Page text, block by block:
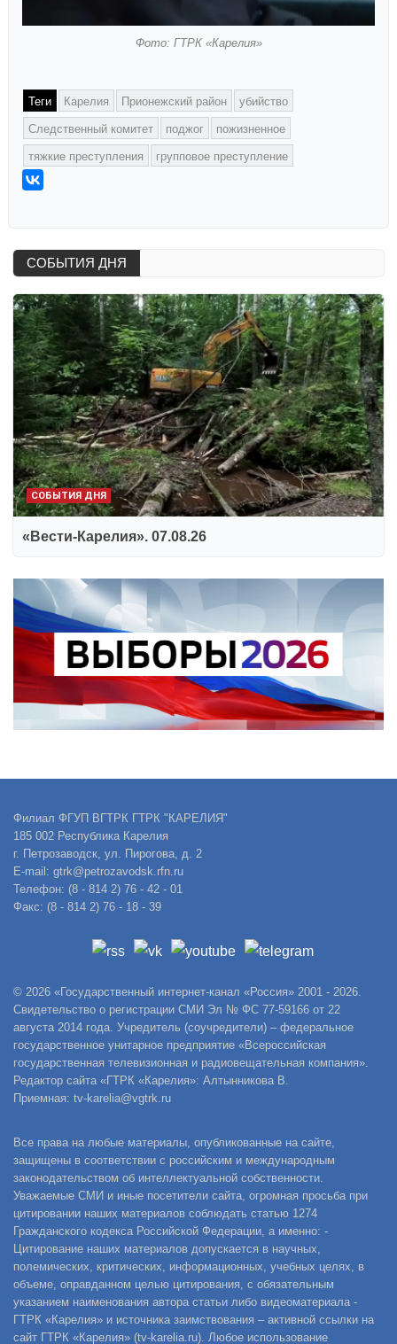
Фото: ГТРК «Карелия»
Теги Карелия Прионежский район убийство
Следственный комитет поджог пожизненное
тяжкие преступления групповое преступление
СОБЫТИЯ ДНЯ
СОБЫТИЯ ДНЯ
«Вести-Карелия». 07.08.26
Филиал ФГУП ВГТРК ГТРК "КАРЕЛИЯ"
185 002 Республика Карелия
г. Петрозаводск, ул. Пирогова, д. 2
E-mail: gtrk@petrozavodsk.rfn.ru
Телефон: (8 - 814 2) 76 - 42 - 01
Факс: (8 - 814 2) 76 - 18 - 39
© 2026 «Государственный интернет-канал «Россия» 2001 - 2026.
Свидетельство о регистрации СМИ Эл № ФС 77-59166 от 22
августа 2014 года. Учредитель (соучредители) – федеральное
государственное унитарное предприятие «Всероссийская
государственная телевизионная и радиовещательная компания».
Редактор сайта «ГТРК «Карелия»: Алтынникова В.
Приемная: tv-karelia@vgtrk.ru
Все права на любые материалы, опубликованные на сайте,
защищены в соответствии с российским и международным
законодательством об интеллектуальной собственности.
Уважаемые СМИ и иные посетители сайта, огромная просьба при
цитировании наших материалов соблюдать статью 1274
Гражданского кодекса Российской Федерации, а именно: -
Цитирование наших материалов допускается в научных,
полемических, критических, информационных, учебных целях, в
объеме, оправданном целью цитирования, с обязательным
указанием наименования автора статьи либо видеоматериала -
ГТРК «Карелия» и источника заимствования – активной ссылки на
сайт ГТРК «Карелия» (tv-karelia.ru). Любое использование